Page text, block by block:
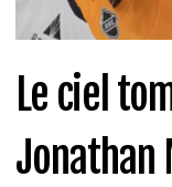
Le ciel
Jonathan